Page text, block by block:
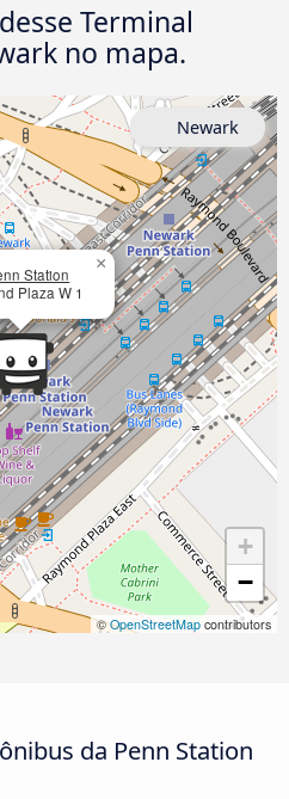
Terminal
no mapa.
Station
Plaza W 1
×
+
−
©OpenStreetMap contributors
Newark
da Penn Station